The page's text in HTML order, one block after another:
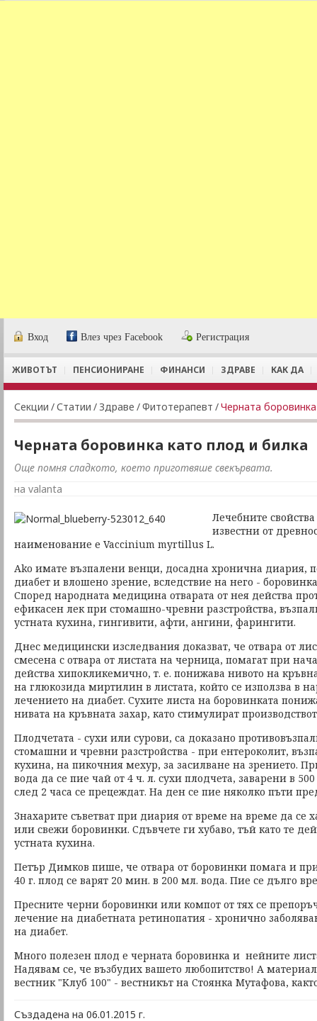
Вход Влез чрез Facebook Регистрация
ЖИВОТЪТ ПЕНСИОНИРАНЕ ФИНАНСИ ЗДРАВЕ КАК ДА
Секции /Статии / Здраве /Фитотерапевт /Черната
Черната боровинка като плод и билка
Още помня сладкото, което приготвяше свекървата.
на valanta
Лечебните
известни от
наименование е Vaccinium myrtillus L.
Ako имате възпалени венци, досадна хронична диария,
диабет и влошено зрение, вследствие на него -
Според народната медицина отварата от нея действа
ефикасен лек при стомашно-чревни разстройства,
устната кухина, гингивити, афти, ангини, фарингити.
Днес медицински изследвания доказват, че отвара от
смесена с отвара от листата на черница, помагат при
действа хипокликемично, т. е. понижава нивото на
на глюкозида миртилин в листата, който се използва в
лечението на диабет. Сухите листа на боровинката
нивата на кръвната захар, като стимулират
Плодчетата - сухи или сурови, са доказано
стомашни и чревни разстройства - при ентероколит,
кухина, на пикочния мехур, за засилване на зрението.
вода да се пие чай от 4 ч. л. сухи плодчета, заварени в
след 2 часа се прецеждат. На ден се пие няколко пъти
Знахарите съветват при диария от време на време да се
или свежи боровинки. Сдъвчете ги хубаво, тъй като те
устната кухина.
Петър Димков пише, че отвара от боровинки помага и
40 г. плод се варят 20 мин. в 200 мл. вода. Пие се дълго
Пресните черни боровинки или компот от тях се
лечение на диабетната ретинопатия - хронично
на диабет.
Много полезен плод е черната боровинка и нейните
Надявам се, че възбудих вашето любопитство! А
вестник "Клуб 100" - вестникът на Стоянка Мутафова,
Създадена на 06.01.2015 г.